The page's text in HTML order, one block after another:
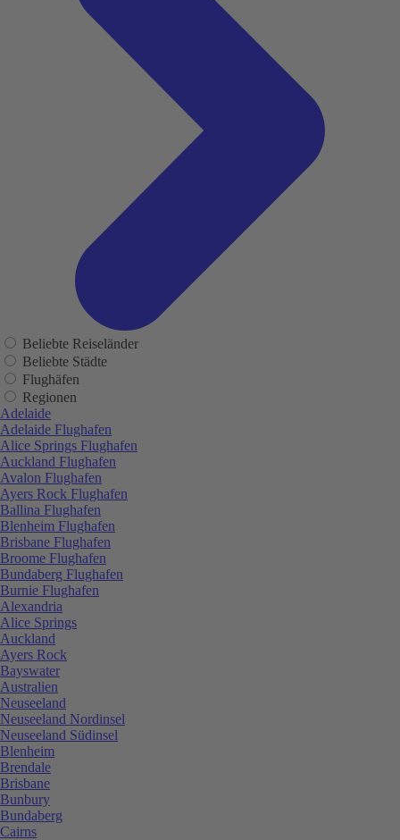
Beliebte Reiseländer
Beliebte Städte
Flughäfen
Regionen
Adelaide
Adelaide Flughafen
Alice Springs Flughafen
Auckland Flughafen
Avalon Flughafen
Ayers Rock Flughafen
Ballina Flughafen
Blenheim Flughafen
Brisbane Flughafen
Broome Flughafen
Bundaberg Flughafen
Burnie Flughafen
Alexandria
Alice Springs
Auckland
Ayers Rock
Bayswater
Australien
Neuseeland
Neuseeland Nordinsel
Neuseeland Südinsel
Blenheim
Brendale
Brisbane
Bunbury
Bundaberg
Cairns